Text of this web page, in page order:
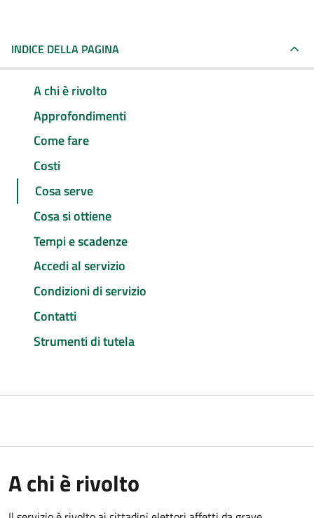
INDICE DELLA PAGINA
A chi è rivolto
Approfondimenti
Come fare
Costi
Cosa serve
Cosa si ottiene
Tempi e scadenze
Accedi al servizio
Condizioni di servizio
Contatti
Strumenti di tutela
A chi è rivolto